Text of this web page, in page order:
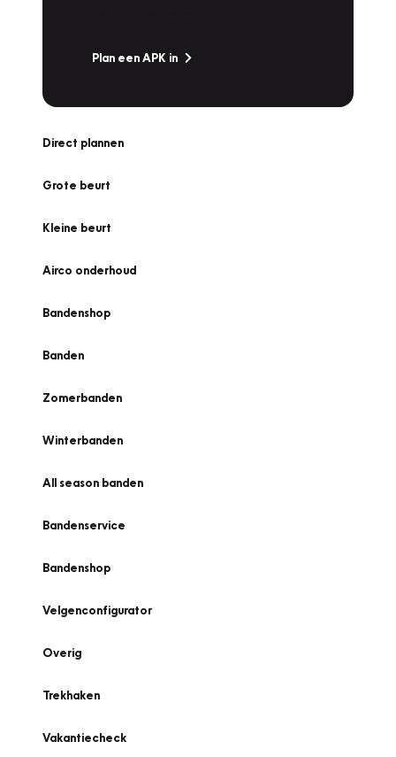
Plan een APK in
Direct plannen
Grote beurt
Kleine beurt
Airco onderhoud
Bandenshop
Banden
Zomerbanden
Winterbanden
All season banden
Bandenservice
Bandenshop
Velgenconfigurator
Overig
Trekhaken
Vakantiecheck